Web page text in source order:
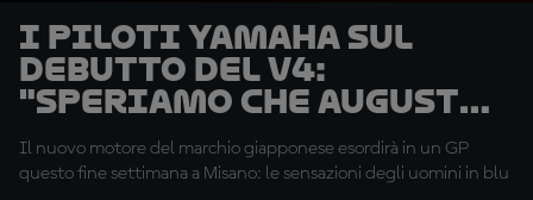
I piloti Yamaha sul
debutto del V4:
"Speriamo che Augusto
ci finisca davanti"
Il nuovo motore del marchio giapponese esordirà in un GP
questo fine settimana a Misano: le sensazioni degli uomini in blu